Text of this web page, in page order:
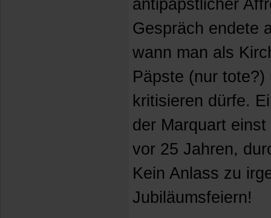
antipäpstlicher
Gespräch endete
wann man als
Päpste (nur
kritisieren dürfe.
der Marquart
vor 25 Jahren,
Kein Anlass zu
Jubiläumsfeiern!